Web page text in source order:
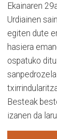
Ekainaren
Urdiainen
egiten dute
hasiera
ospatuko
Besteak
izanen da